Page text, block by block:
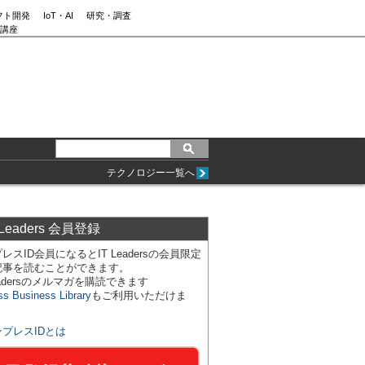
ト開発 IoT・AI
研究・調査
座
テクノロジー一覧へ
会員登録
スID会員になるとIT Leadersの会員限定
を読むことができます。
のメルマガを購読できます
Business Libraryもご利用いただけま
プレスIDとは